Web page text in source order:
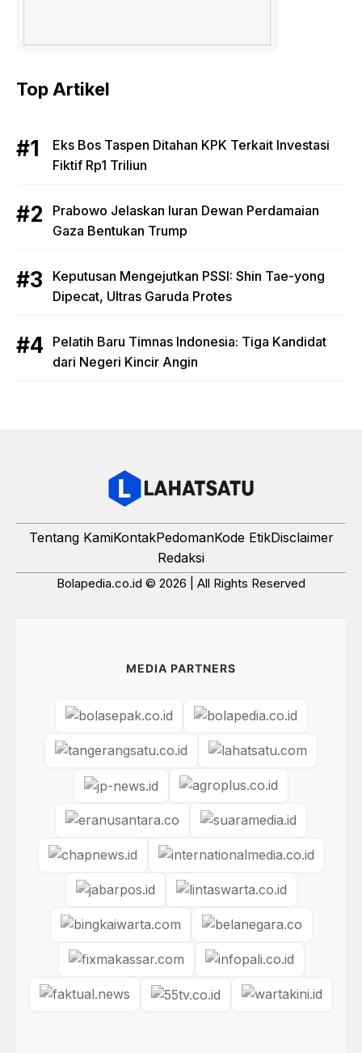
Top Artikel
Eks Bos Taspen Ditahan KPK Terkait Investasi
Fiktif Rp1 Triliun
Prabowo Jelaskan Iuran Dewan Perdamaian
Gaza Bentukan Trump
Keputusan Mengejutkan PSSI: Shin Tae-yong
Dipecat, Ultras Garuda Protes
Pelatih Baru Timnas Indonesia: Tiga Kandidat
dari Negeri Kincir Angin
Tentang KamiKontakPedomanKode EtikDisclaimer
Redaksi
Bolapedia.co.id © 2026 | All Rights Reserved
MEDIA PARTNERS